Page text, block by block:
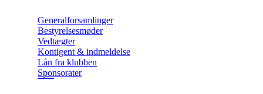
Generalforsamlinger
Bestyrelsesmøder
Vedtægter
Kontigent & indmeldelse
Lån fra klubben
Sponsorater